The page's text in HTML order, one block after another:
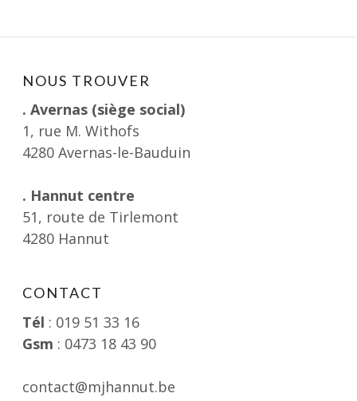
NOUS TROUVER
. Avernas (siège social)
1, rue M. Withofs
4280 Avernas-le-Bauduin
. Hannut centre
51, route de Tirlemont
4280 Hannut
CONTACT
Tél : 019 51 33 16
Gsm : 0473 18 43 90
contact@mjhannut.be